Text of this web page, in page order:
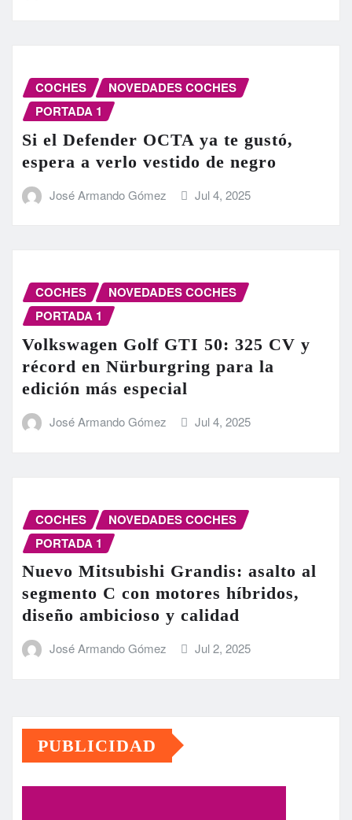
COCHES
NOVEDADES COCHES
PORTADA 1
Si el Defender OCTA ya te gustó,
espera a verlo vestido de negro
José Armando Gómez Jul 4, 2025
COCHES
NOVEDADES COCHES
PORTADA 1
Volkswagen Golf GTI 50: 325 CV y
récord en Nürburgring para la
edición más especial
José Armando Gómez Jul 4, 2025
COCHES
NOVEDADES COCHES
PORTADA 1
Nuevo Mitsubishi Grandis: asalto al
segmento C con motores híbridos,
diseño ambicioso y calidad
José Armando Gómez Jul 2, 2025
PUBLICIDAD